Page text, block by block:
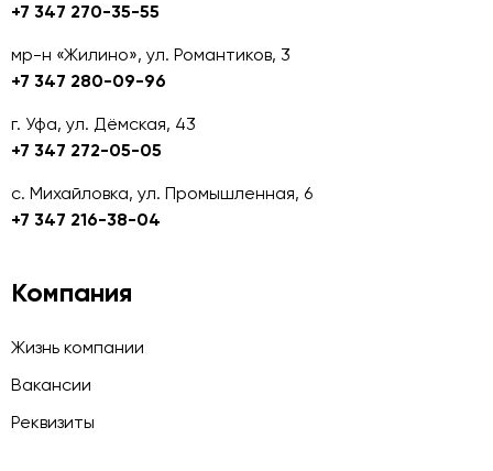
+7 347 270-35-55
мр-н «Жилино», ул. Романтиков, 3
+7 347 280-09-96
г. Уфа, ул. Дёмская, 43
+7 347 272-05-05
с. Михайловка, ул. Промышленная, 6
+7 347 216-38-04
Компания
Жизнь компании
Вакансии
Реквизиты